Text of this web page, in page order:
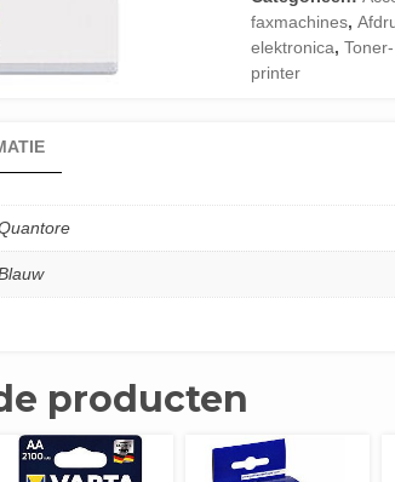
faxmachines,
elektronica,
printer
producten